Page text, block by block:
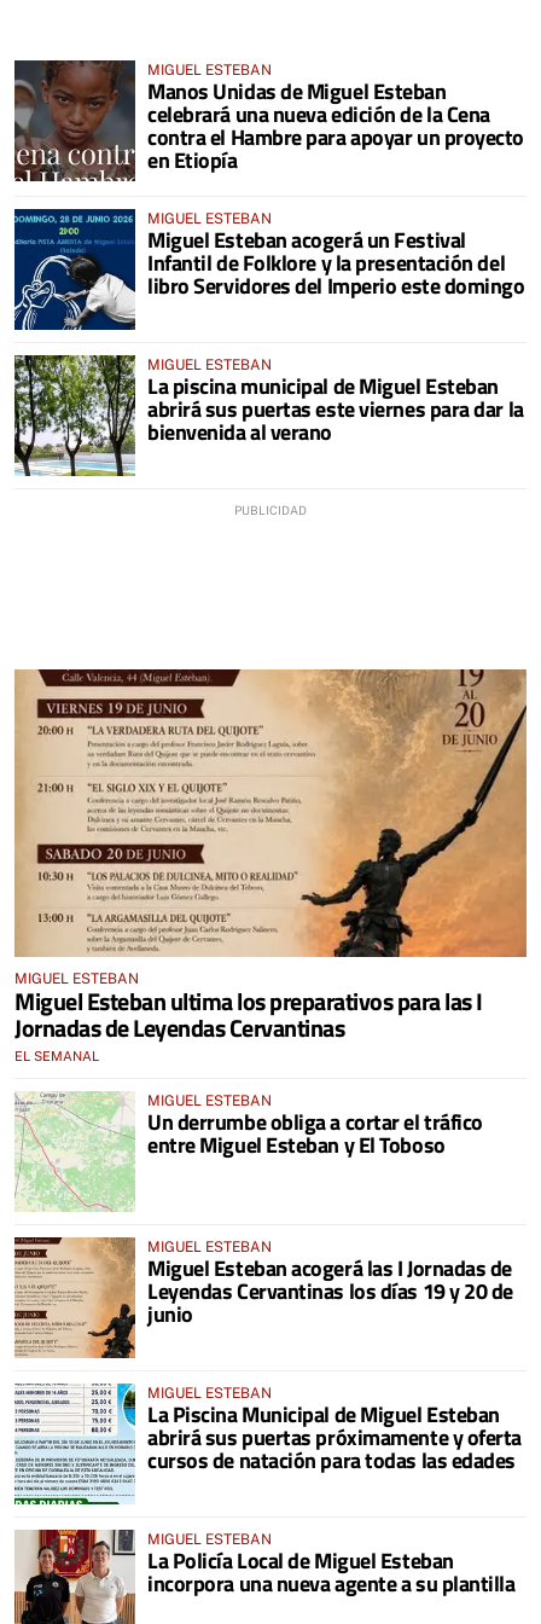
MIGUEL ESTEBAN
Manos Unidas de Miguel Esteban
celebrará una nueva edición de la Cena
contra el Hambre para apoyar un proyecto
en Etiopía
MIGUEL ESTEBAN
Miguel Esteban acogerá un Festival
Infantil de Folklore y la presentación del
libro Servidores del Imperio este domingo
MIGUEL ESTEBAN
La piscina municipal de Miguel Esteban
abrirá sus puertas este viernes para dar la
bienvenida al verano
MIGUEL ESTEBAN
Miguel Esteban ultima los preparativos para las I
Jornadas de Leyendas Cervantinas
EL SEMANAL
MIGUEL ESTEBAN
Un derrumbe obliga a cortar el tráfico
entre Miguel Esteban y El Toboso
MIGUEL ESTEBAN
Miguel Esteban acogerá las I Jornadas de
Leyendas Cervantinas los días 19 y 20 de
junio
MIGUEL ESTEBAN
La Piscina Municipal de Miguel Esteban
abrirá sus puertas próximamente y oferta
cursos de natación para todas las edades
MIGUEL ESTEBAN
La Policía Local de Miguel Esteban
incorpora una nueva agente a su plantilla